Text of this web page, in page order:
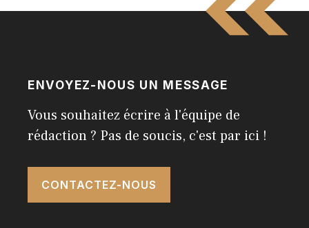
ENVOYEZ-NOUS UN MESSAGE
Vous souhaitez écrire à l'équipe de
rédaction ? Pas de soucis, c'est par ici !
CONTACTEZ-NOUS